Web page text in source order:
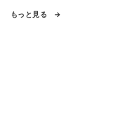
もっと見る